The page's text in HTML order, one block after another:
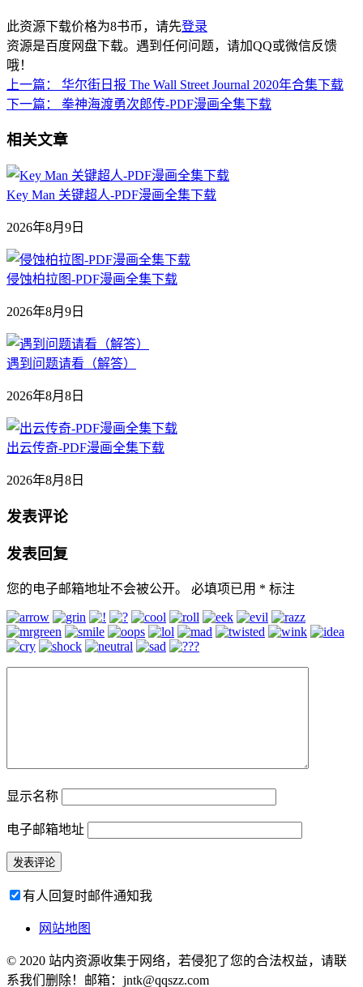
此资源下载价格为8书币，请先登录
资源是百度网盘下载。遇到任何问题，请加QQ或微信反馈
哦！
上一篇：
华尔街日报 The Wall Street Journal 2020年合集下载
下一篇：
拳神海渡勇次郎传-PDF漫画全集下载
相关文章
Key Man 关键超人-PDF漫画全集下载
2026年8月9日
侵蚀柏拉图-PDF漫画全集下载
2026年8月9日
遇到问题请看（解答）
2026年8月8日
出云传奇-PDF漫画全集下载
2026年8月8日
发表评论
发表回复
您的电子邮箱地址不会被公开。 必填项已用 * 标注
显示名称
电子邮箱地址
有人回复时邮件通知我
网站地图
© 2020 站内资源收集于网络，若侵犯了您的合法权益，请联
系我们删除！邮箱：jntk@qqszz.com